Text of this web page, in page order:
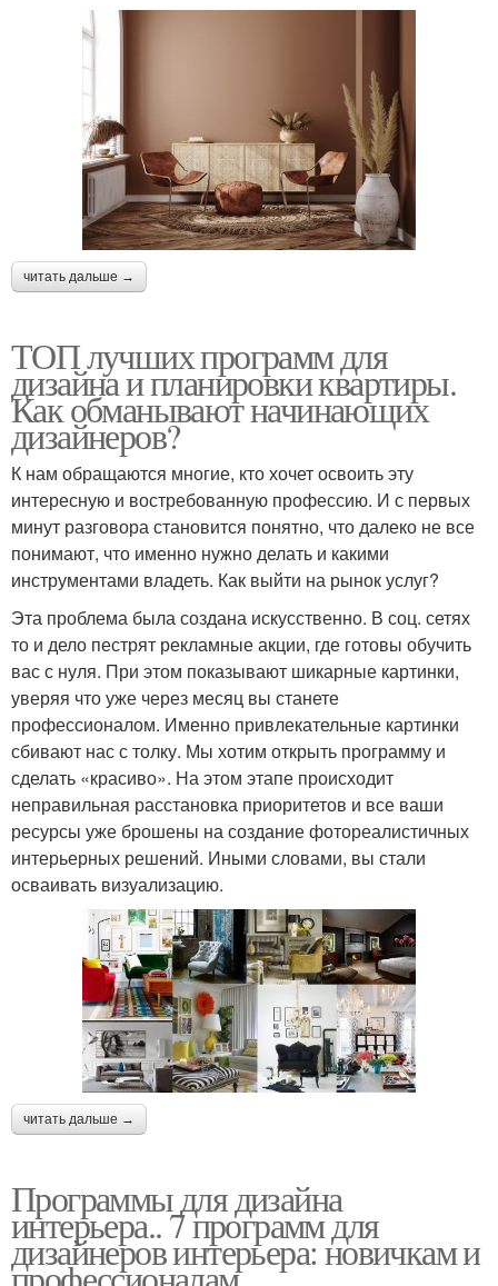
читать дальше →
ТОП лучших программ для
дизайна и планировки квартиры.
Как обманывают начинающих
дизайнеров?
К нам обращаются многие, кто хочет освоить эту
интересную и востребованную профессию. И с первых
минут разговора становится понятно, что далеко не все
понимают, что именно нужно делать и какими
инструментами владеть. Как выйти на рынок услуг?
Эта проблема была создана искусственно. В соц. сетях
то и дело пестрят рекламные акции, где готовы обучить
вас с нуля. При этом показывают шикарные картинки,
уверяя что уже через месяц вы станете
профессионалом. Именно привлекательные картинки
сбивают нас с толку. Мы хотим открыть программу и
сделать «красиво». На этом этапе происходит
неправильная расстановка приоритетов и все ваши
ресурсы уже брошены на создание фотореалистичных
интерьерных решений. Иными словами, вы стали
осваивать визуализацию.
читать дальше →
Программы для дизайна
интерьера.. 7 программ для
дизайнеров интерьера: новичкам и